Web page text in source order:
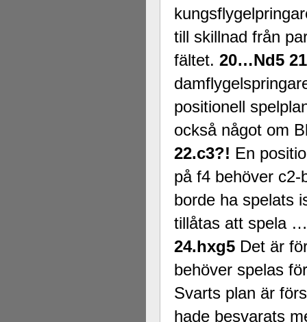
till skillnad från
fältet. 20…Nd5
positionell
också något om
22.c3?! En
på f4 behöver
borde ha spelats
tillåtas att spela
24.hxg5 Det är
behöver spelas
Svarts plan är
hade besvarats